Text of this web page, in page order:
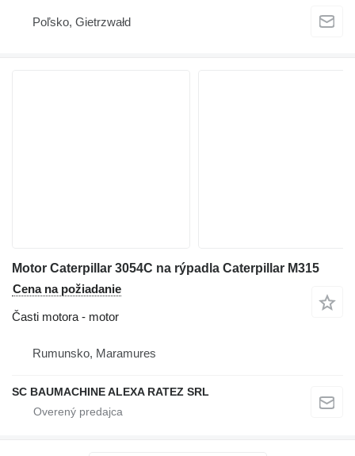
Poľsko, Gietrzwałd
Motor Caterpillar 3054C na rýpadla Caterpillar M315
Cena na požiadanie
Časti motora - motor
Rumunsko, Maramures
SC BAUMACHINE ALEXA RATEZ SRL